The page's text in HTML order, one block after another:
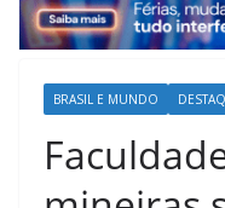
BRASIL E MUNDO